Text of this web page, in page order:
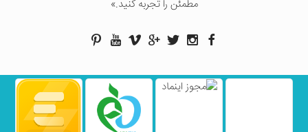
مطمئن را تجربه کنید.»